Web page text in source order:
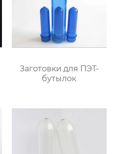
Заготовки для ПЭТ-
бутылок